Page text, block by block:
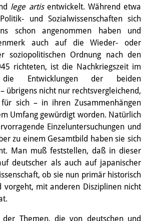
is open to the public.
us in advance.
Glossary of Demographic
in Japanese
Libraries
lege artisentwickelt. Während etwa
und Sozialwissenschaften sich
schon angenommen haben und
auch auf die Wieder- oder
soziopolitischen Ordnung nach den
richteten, ist die Nachkriegszeit im
Entwicklungen der beiden
übrigens nicht nur rechtsvergleichend,
sich – in ihren Zusammenhängen
Umfang gewürdigt worden. Natürlich
Einzeluntersuchungen und
zu einem Gesamtbild haben sie sich
Man muß feststellen, daß in dieser
deutscher als auch auf japanischer
ob sie nun primär historisch
vorgeht, mit anderen Disziplinen nicht
Themen, die von deutschen und